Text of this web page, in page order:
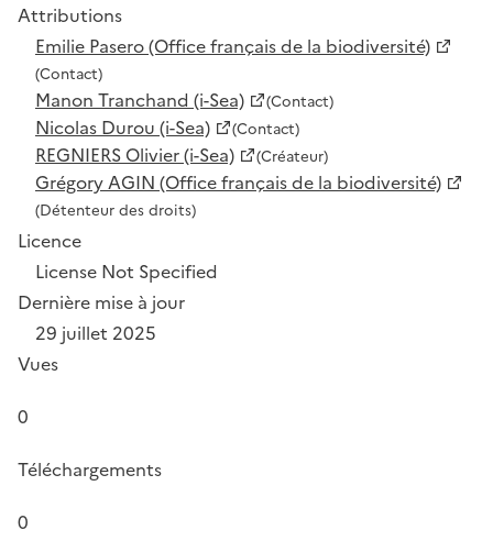
Attributions
Emilie Pasero (Office français de la biodiversité)
(Contact)
Manon Tranchand (i-Sea) (Contact)
Nicolas Durou (i-Sea) (Contact)
REGNIERS Olivier (i-Sea) (Créateur)
Grégory AGIN (Office français de la biodiversité)
(Détenteur des droits)
Licence
License Not Specified
Dernière mise à jour
29 juillet 2025
Vues
0
Téléchargements
0